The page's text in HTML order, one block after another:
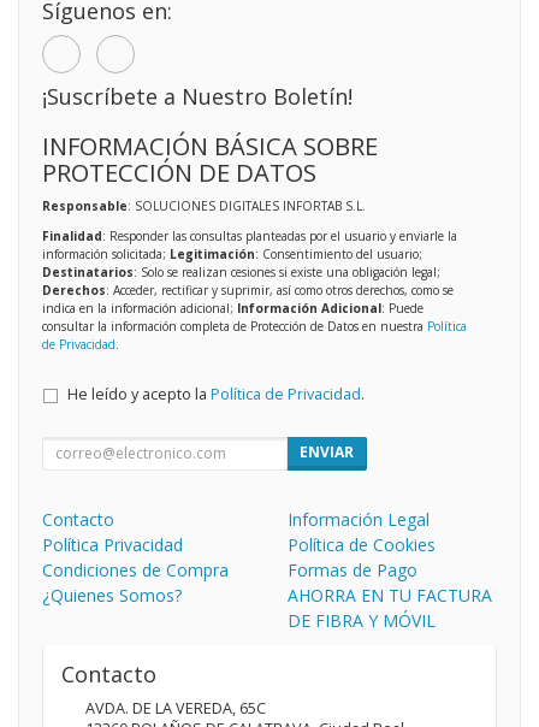
Síguenos en:
¡Suscríbete a Nuestro Boletín!
INFORMACIÓN BÁSICA SOBRE
PROTECCIÓN DE DATOS
Responsable: SOLUCIONES DIGITALES INFORTAB S.L.
Finalidad: Responder las consultas planteadas por el usuario y enviarle la
información solicitada; Legitimación: Consentimiento del usuario;
Destinatarios: Solo se realizan cesiones si existe una obligación legal;
Derechos: Acceder, rectificar y suprimir, así como otros derechos, como se
indica en la información adicional; Información Adicional: Puede
consultar la información completa de Protección de Datos en nuestra Política
de Privacidad.
He leído y acepto la Política de Privacidad.
ENVIAR
Contacto
Información Legal
Política Privacidad
Política de Cookies
Condiciones de Compra
Formas de Pago
¿Quienes Somos?
AHORRA EN TU FACTURA
DE FIBRA Y MÓVIL
Contacto
AVDA. DE LA VEREDA, 65C